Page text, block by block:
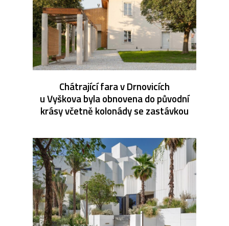
Chátrající fara v Drnovicích
u Vyškova byla obnovena do původní
krásy včetně kolonády se zastávkou